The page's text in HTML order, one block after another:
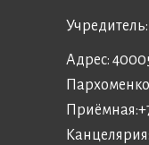
Учредитель:
Адрес:
Приёмная:
Канцелярия: